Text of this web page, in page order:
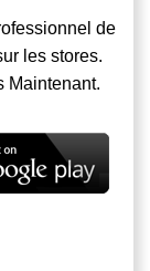
de
les stores.
Maintenant.